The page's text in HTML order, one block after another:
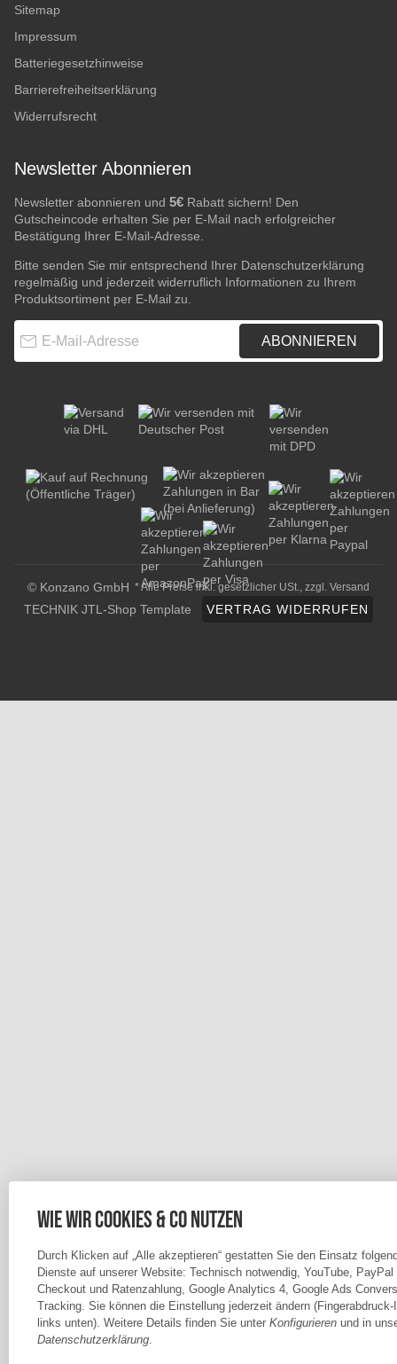
Sitemap
Impressum
Batteriegesetzhinweise
Barrierefreiheitserklärung
Widerrufsrecht
Newsletter Abonnieren
Newsletter abonnieren und 5€ Rabatt sichern! Den
Gutscheincode erhalten Sie per E-Mail nach erfolgreicher
Bestätigung Ihrer E-Mail-Adresse.
Bitte senden Sie mir entsprechend Ihrer Datenschutzerklärung
regelmäßig und jederzeit widerruflich Informationen zu Ihrem
Produktsortiment per E-Mail zu.
ABONNIEREN
© Konzano GmbH * Alle Preise inkl. gesetzlicher USt., zzgl. Versand
TECHNIK JTL-Shop Template VERTRAG WIDERRUFEN
Wie wir Cookies & Co nutzen
Durch Klicken auf „Alle akzeptieren“ gestatten Sie den Einsatz
Dienste auf unserer Website: Technisch notwendig, YouTube,
Checkout und Ratenzahlung, Google Analytics 4, Google Ads
Tracking. Sie können die Einstellung jederzeit ändern (Fingerabdruck-
links unten). Weitere Details finden Sie unter Konfigurieren und in
Datenschutzerklärung.